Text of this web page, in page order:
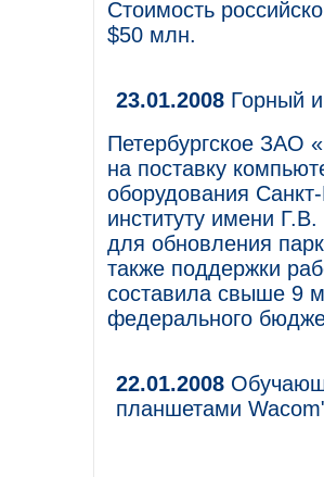
Стоимость
$50 млн.
23.01.2008 Горный
Петербургское ЗАО
на поставку
оборудования
институту имени
для обновления
также поддержки
составила свыше 9
федерального
22.01.2008
планшетами